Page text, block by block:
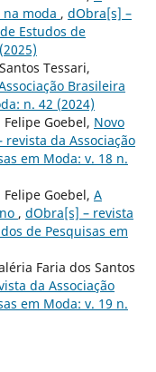
na moda , dObra[s] –
Estudos de
Tessari,
Brasileira
n. 42 (2024)
Goebel, Novo
revista da Associação
em Moda: v. 18 n.
Goebel, A
, dObra[s] – revista
de Pesquisas em
Faria dos Santos
da Associação
em Moda: v. 19 n.